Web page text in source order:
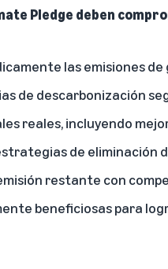
Pledge deben
las emisiones
de descarbonización
reales, incluyendo
de eliminación
restante con
beneficiosas para